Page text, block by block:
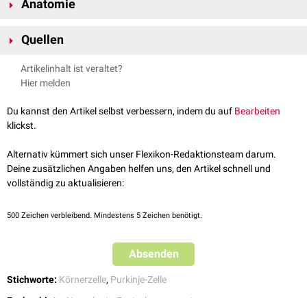
Anatomie
Axone der Körnerzellen steigen durch das
annähert parallel zur Kleinhirnoberfläche verlaufen.
Quellen
Kipp und Radlanski: Neuroanatomie. KVM - Der Medizinverlag;
Auflage 1, 2017
Artikelinhalt ist veraltet?
Hier melden
Du kannst den Artikel selbst verbessern, indem du auf Bearbeiten
klickst.
Alternativ kümmert sich unser Flexikon-Redaktionsteam darum.
Deine zusätzlichen Angaben helfen uns, den Artikel schnell und
vollständig zu aktualisieren:
500 Zeichen verbleibend. Mindestens 5 Zeichen benötigt.
Absenden
Stichworte: Körnerzelle, Purkinje-Zelle